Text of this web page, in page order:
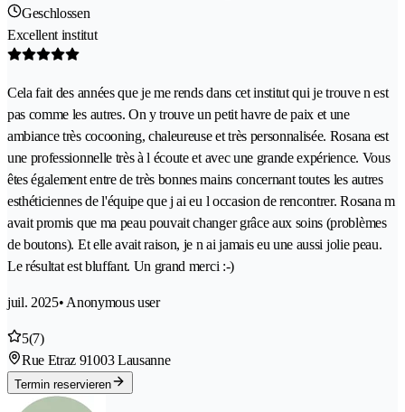
Geschlossen
Excellent institut
Cela fait des années que je me rends dans cet institut qui je trouve n est
pas comme les autres. On y trouve un petit havre de paix et une
ambiance très cocooning, chaleureuse et très personnalisée. Rosana est
une professionnelle très à l écoute et avec une grande expérience. Vous
êtes également entre de très bonnes mains concernant toutes les autres
esthéticiennes de l'équipe que j ai eu l occasion de rencontrer. Rosana m
avait promis que ma peau pouvait changer grâce aux soins (problèmes
de boutons). Et elle avait raison, je n ai jamais eu une aussi jolie peau.
Le résultat est bluffant. Un grand merci :-)
juil. 2025• Anonymous user
5(7)
Rue Etraz 91003 Lausanne
Termin reservieren